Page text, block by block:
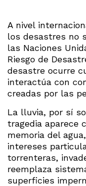
A nivel
los desastres no
las Naciones
Riesgo de
desastre ocurre
interactúa con
creadas por las
La lluvia, por sí
tragedia aparece
memoria del
intereses
torrenteras,
reemplaza
superficies